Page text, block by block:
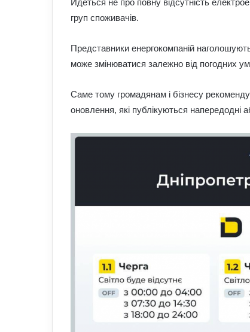
Йдеться не про повну відсутність
груп споживачів.
Представники енергокомпаній
може змінюватися залежно від погодних
Саме тому громадянам і бізнесу
оновлення, які публікуються напередодні